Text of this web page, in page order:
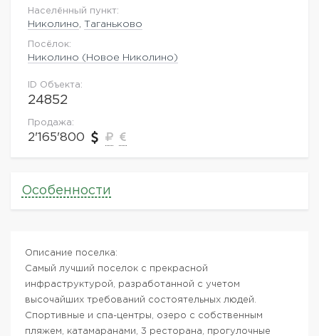
Населённый пункт:
Николино Таганьково
Посёлок:
Николино (Новое Николино)
ID Объекта:
24852
Продажа:
2'165'800
Особенности
Описание поселка:
Самый лучший поселок с прекрасной
инфраструктурой, разработанной с учетом
высочайших требований состоятельных людей.
Спортивные и спа-центры, озеро с собственным
пляжем, катамаранами, 3 ресторана, прогулочные